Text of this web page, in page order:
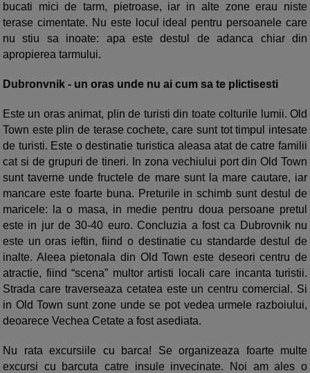
bucati mici de tarm, pietroase, iar in alte zone erau niste
terase cimentate. Nu este locul ideal pentru persoanele care
nu stiu sa inoate: apa este destul de adanca chiar din
apropierea tarmului.
Dubronvnik - un oras unde nu ai cum sa te plictisesti
Este un oras animat, plin de turisti din toate colturile lumii. Old
Town este plin de terase cochete, care sunt tot timpul intesate
de turisti. Este o destinatie turistica aleasa atat de catre familii
cat si de grupuri de tineri. In zona vechiului port din Old Town
sunt taverne unde fructele de mare sunt la mare cautare, iar
mancare este foarte buna. Preturile in schimb sunt destul de
maricele: la o masa, in medie pentru doua persoane pretul
este in jur de 30-40 euro. Concluzia a fost ca Dubrovnik nu
este un oras ieftin, fiind o destinatie cu standarde destul de
inalte. Aleea pietonala din Old Town este deseori centru de
atractie, fiind “scena” multor artisti locali care incanta turistii.
Strada care traverseaza cetatea este un centru comercial. Si
in Old Town sunt zone unde se pot vedea urmele razboiului,
deoarece Vechea Cetate a fost asediata.
Nu rata excursiile cu barca! Se organizeaza foarte multe
excursi cu barcuta catre insule invecinate. Noi am ales o